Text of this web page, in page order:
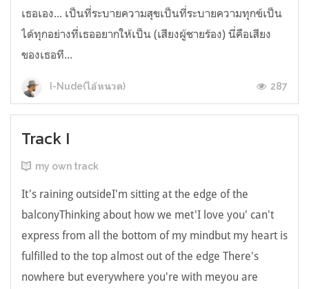
เธอเอง... เป็นที่ระบายความสุขเป็นที่ระบายความทุกข์เป็น
ได้ทุกอย่างที่เธออยากให้เป็น (เสียงผู้ชายร้อง) นี่คือเสียง
ของเธอที...
I-Nude(ไอ้หนวด) 287
Track I
my own track
It's raining outsideI'm sitting at the edge of the
balconyThinking about how we met'I love you' can't
express from all the bottom of my mindbut my heart is
fulfilled to the top almost out of the edge There's
nowhere but everywhere you're with meyou are